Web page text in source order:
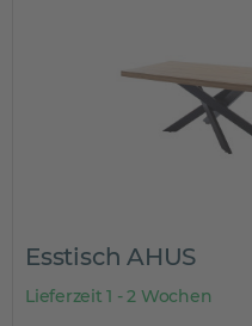
Esstisch AHUS
Lieferzeit 1 - 2 Wochen